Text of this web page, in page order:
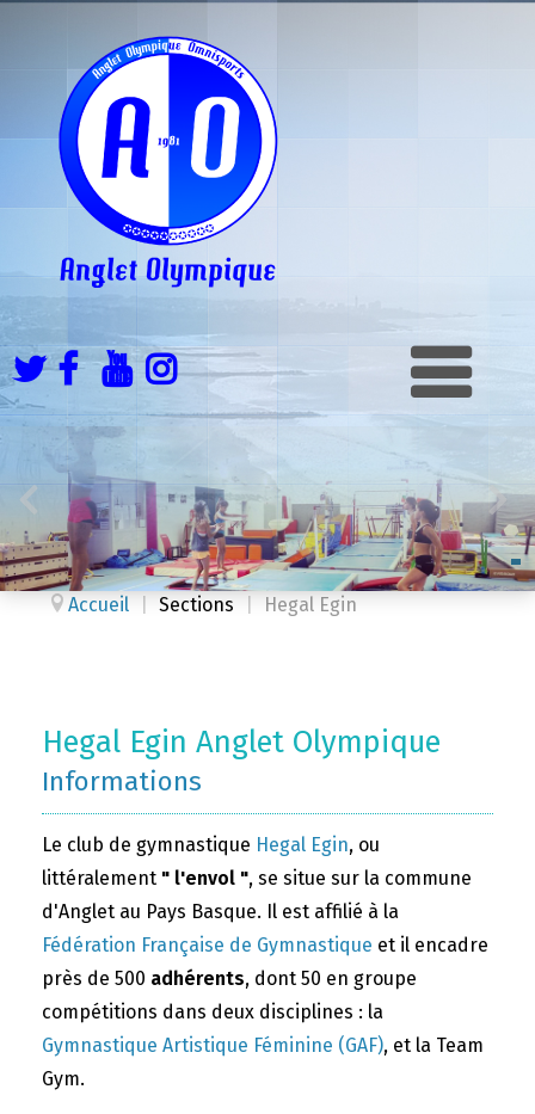
Accueil Sections Hegal Egin
Hegal Egin Anglet Olympique
Informations
Le club de gymnastique Hegal Egin, ou
littéralement " l'envol ", se situe sur la commune
d'Anglet au Pays Basque. Il est affilié à la
Fédération Française de Gymnastique et il encadre
près de 500 adhérents, dont 50 en groupe
compétitions dans deux disciplines : la
Gymnastique Artistique Féminine (GAF), et la Team
Gym.